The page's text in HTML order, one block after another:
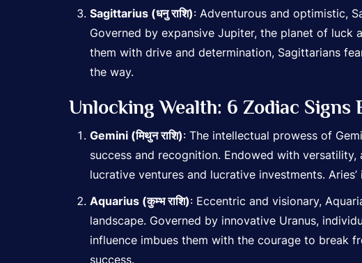
Sagittarius (धनु राशि): Adventurous and optimistic,
Governed by expansive Jupiter, the planet of luck
them with drive and determination, Sagittarians
the way.
Unlocking Wealth: 6 Zodiac
Gemini (मिथुन राशि): The intellectual prowess of
success and recognition. Endowed with
lucrative ventures and lucrative investments.
Aquarius (कुम्भ राशि): Eccentric and visionary,
landscape. Governed by innovative Uranus,
influence imbues them with the courage to break
success.